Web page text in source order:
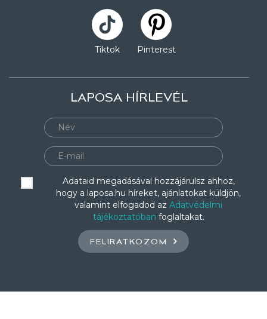
Tiktok Pinterest
LAPOSA HÍRLEVÉL
Adataid megadásával hozzájárulsz ahhoz,
hogy a laposa.hu híreket, ajánlatokat küldjön,
valamint elfogadod az Adatvédelmi
tájékoztatóban foglaltakat.
FELIRATKOZOM